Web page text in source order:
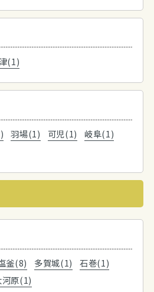
(1)
羽場(1) 可児(1)
岐阜(1)
釜(8) 多賀城(1)
石巻(1)
河原(1)